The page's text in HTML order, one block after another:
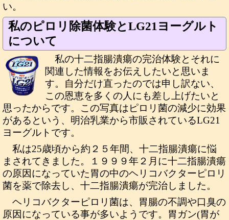
い。
私のピロリ除菌体験とLG21ヨーグルト
について
私の十二指腸潰瘍の完治体験とそれに
関連した情報をお伝えしたいと思いま
す。自分だけ直ったのでは申し訳ない、
この恩恵を多くの人にも差し上げたいと
思ったからです。この写真はピロリ菌の減少に効果
があるという、明治乳業から市販されているLG21
ヨーグルトです。
私は25歳頃から約２５年間、十二指腸潰瘍に悩
まされてきました。１９９９年２月に十二指腸潰瘍
の原因になっていた胃の中のヘリコバクターピロリ
菌を薬で除去し、十二指腸潰瘍が完治しました。
ヘリコバクターピロリ菌は、胃腸の不調や口臭の
原因になっている事が多いようです。胃ガン(胃が